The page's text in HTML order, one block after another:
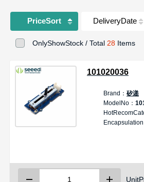
PriceSort DeliveryDate
OnlyShowStock / Total 28 Items
101020036
Brand： 矽递
ModelNo：
Encapsulation